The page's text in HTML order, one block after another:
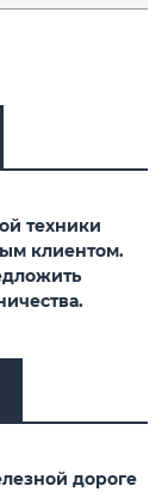
техники
клиентом.
дороге